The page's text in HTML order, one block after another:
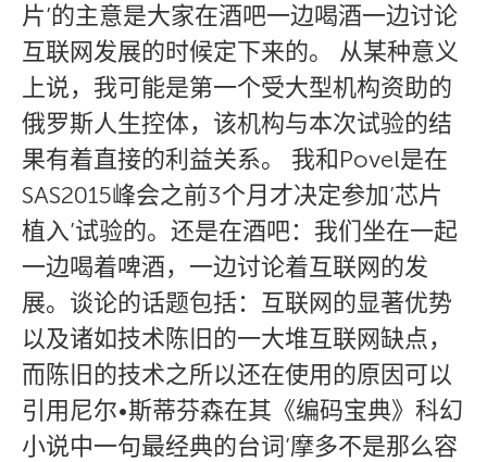
片’的主意是大家在酒吧一边喝酒一边讨论
互联网发展的时候定下来的。 从某种意义
上说，我可能是第一个受大型机构资助的
俄罗斯人生控体，该机构与本次试验的结
果有着直接的利益关系。 我和Povel是在
SAS2015峰会之前3个月才决定参加’芯片
植入’试验的。还是在酒吧：我们坐在一起
一边喝着啤酒，一边讨论着互联网的发
展。谈论的话题包括：互联网的显著优势
以及诸如技术陈旧的一大堆互联网缺点，
而陈旧的技术之所以还在使用的原因可以
引用尼尔•斯蒂芬森在其《编码宝典》科幻
小说中一句最经典的台词’摩多不是那么容